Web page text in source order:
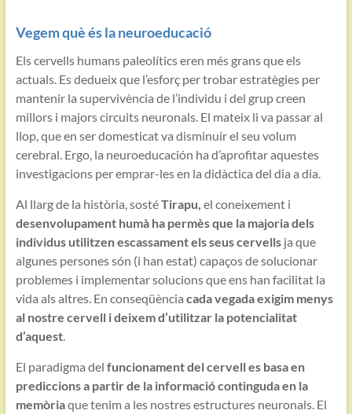
Vegem què és la neuroeducació
Els cervells humans paleolítics eren més grans que els
actuals. Es dedueix que l’esforç per trobar estratègies per
mantenir la supervivència de l’individu i del grup creen
millors i majors circuits neuronals. El mateix li va passar al
llop, que en ser domesticat va disminuir el seu volum
cerebral. Ergo, la neuroeducación ha d’aprofitar aquestes
investigacions per emprar-les en la didàctica del dia a dia.
Al llarg de la història, sostéTirapu, el coneixement i
desenvolupament humà ha permès que la majoria dels
individus utilitzen escassament els seus cervellsja que
algunes persones són (i han estat) capaços de solucionar
problemes i implementar solucions que ens han facilitat la
vida als altres. En conseqüència cada vegada exigim menys
al nostre cervell i deixem d’utilitzar la potencialitat
d’aquest.
El paradigma del funcionament del cervell es basa en
prediccions a partir de la informació continguda en la
memòriaque tenim a les nostres estructures neuronals. El